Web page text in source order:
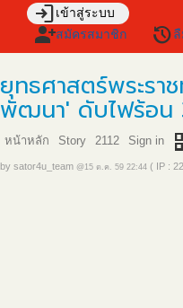
loginเข้าสู่ระบบ
person_addสมัครสมาชิก restore
ยุทธศาสตร์พระราช
พัฒนา' ดับไฟร้อน
หน้าหลัก Story 2112 Sign in
by sator4u_team @15 ต.ค. 59 22:44 ( IP :